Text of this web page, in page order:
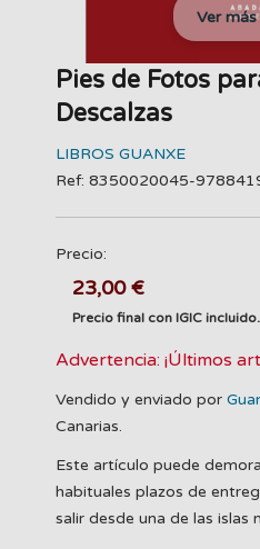
Ver
Pies de Fotos
Descalzas
LIBROS GUANXE
Ref: 8350020045-
Precio:
23,00 €
Precio final con IGIC incluido.
Advertencia: ¡Últimos
Vendido y enviado por
Canarias.
Este artículo puede
habituales plazos de
salir desde una de las islas